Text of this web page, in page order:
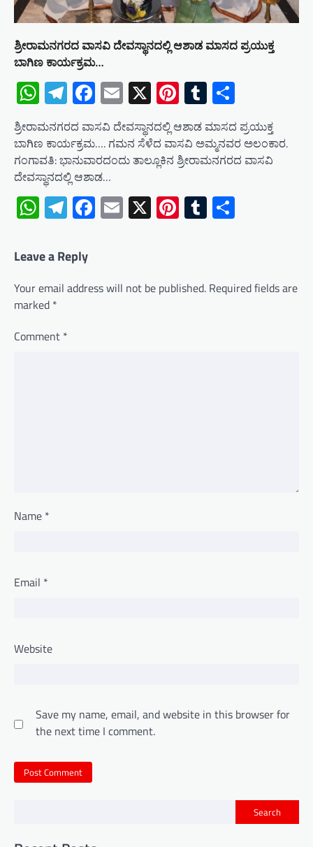
ಶ್ರೀರಾಮನಗರದ ವಾಸವಿ ದೇವಸ್ಥಾನದಲ್ಲಿ ಆಶಾಡ ಮಾಸದ ಪ್ರಯುಕ್ತ
ಬಾಗಿಣ ಕಾರ್ಯಕ್ರಮ…
WhatsApp
Telegram
Facebook
Email
X Pinterest
Tumblr
ಶ್ರೀರಾಮನಗರದ ವಾಸವಿ ದೇವಸ್ಥಾನದಲ್ಲಿ ಆಶಾಡ ಮಾಸದ ಪ್ರಯುಕ್ತ
ಬಾಗಿಣ ಕಾರ್ಯಕ್ರಮ…. ಗಮನ ಸೆಳೆದ ವಾಸವಿ ಅಮ್ಮನವರ ಅಲಂಕಾರ.
ಗಂಗಾವತಿ: ಭಾನುವಾರದಂದು ತಾಲ್ಲೂಕಿನ ಶ್ರೀರಾಮನಗರದ ವಾಸವಿ
ದೇವಸ್ಥಾನದಲ್ಲಿ ಆಶಾಡ…
WhatsApp
Telegram
Facebook
Email
X Pinterest
Tumblr
Leave a Reply
Your email address will not be published. Required fields are
marked *
Comment *
Name *
Email *
Website
Save my name, email, and website in this browser for
the next time I comment.
Search